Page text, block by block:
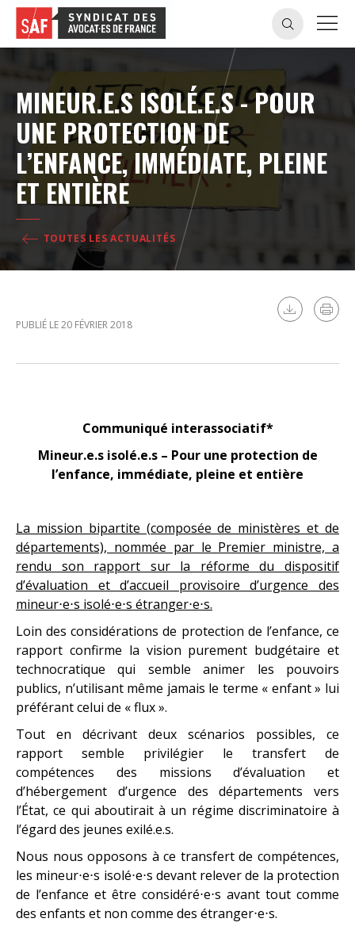
MINEUR.E.S ISOLÉ.E.S - POUR
UNE PROTECTION DE
L’ENFANCE, IMMÉDIATE, PLEINE
ET ENTIÈRE
TOUTES LES ACTUALITÉS
PUBLIÉ LE 20 FÉVRIER 2018
Communiqué interassociatif*
Mineur.e.s isolé.e.s – Pour une protection de
l’enfance, immédiate, pleine et entière
La mission bipartite (composée de ministères et de
départements), nommée par le Premier ministre, a
rendu son rapport sur la réforme du dispositif
d’évaluation et d’accueil provisoire d’urgence des
mineur⋅e⋅s isolé⋅e⋅s étranger⋅e⋅s.
Loin des considérations de protection de l’enfance, ce
rapport confirme la vision purement budgétaire et
technocratique qui semble animer les pouvoirs
publics, n’utilisant même jamais le terme « enfant » lui
préférant celui de « flux ».
Tout en décrivant deux scénarios possibles, ce
rapport semble privilégier le transfert de
compétences des missions d’évaluation et
d’hébergement d’urgence des départements vers
l’État, ce qui aboutirait à un régime discriminatoire à
l’égard des jeunes exilé.e.s.
Nous nous opposons à ce transfert de compétences,
les mineur⋅e⋅s isolé⋅e⋅s devant relever de la protection
de l’enfance et être considéré⋅e⋅s avant tout comme
des enfants et non comme des étranger⋅e⋅s.